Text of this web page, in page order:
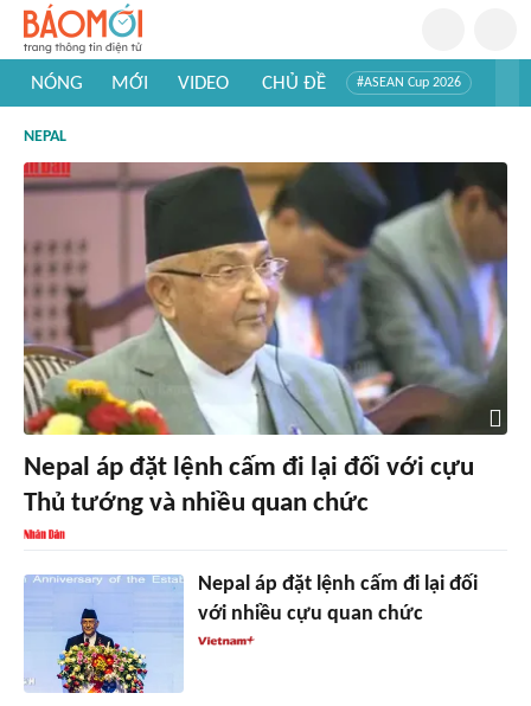
NÓNG MỚI VIDEO CHỦ ĐỀ #ASEAN Cup 2026
#Khám phá thế giới
NEPAL
Nepal áp đặt lệnh cấm đi lại đối với cựu
Thủ tướng và nhiều quan chức
Nepal áp đặt lệnh cấm đi lại đối
với nhiều cựu quan chức